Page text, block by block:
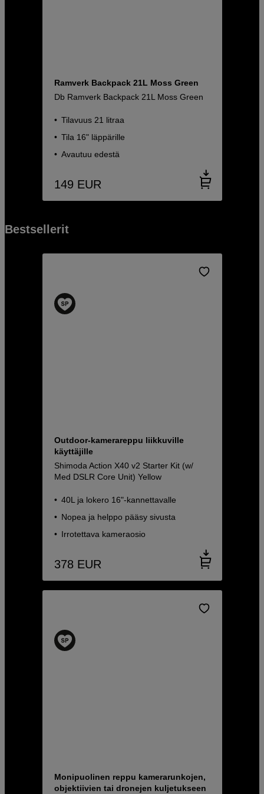
Ramverk Backpack 21L Moss Green
Db Ramverk Backpack 21L Moss Green
Tilavuus 21 litraa
Tila 16" läppärille
Avautuu edestä
149 EUR
Bestsellerit
Outdoor-kamerareppu liikkuville
käyttäjille
Shimoda Action X40 v2 Starter Kit (w/
Med DSLR Core Unit) Yellow
40L ja lokero 16"-kannettavalle
Nopea ja helppo pääsy sivusta
Irrotettava kameraosio
378 EUR
Monipuolinen reppu kamerarunkojen,
objektiivien tai dronejen kuljetukseen